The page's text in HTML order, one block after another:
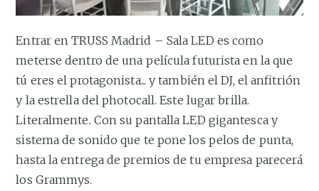
Entrar en TRUSS Madrid – Sala LED es como
meterse dentro de una película futurista en la que
tú eres el protagonista... y también el DJ, el anfitrión
y la estrella del photocall. Este lugar brilla.
Literalmente. Con su pantalla LED gigantesca y
sistema de sonido que te pone los pelos de punta,
hasta la entrega de premios de tu empresa parecerá
los Grammys.